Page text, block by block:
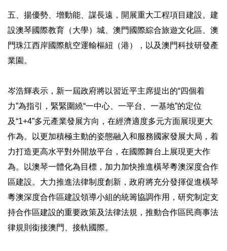
五、揚優勢、增動能、謀長遠，開展重大工程項目建設。建
設澳琴國際教育（大學）城、澳門國際綜合旅遊文化區、澳
門珠江西岸國際航空運輸樞紐（港），以及澳門科技研發產
業園。
岑浩輝表示，新一屆政府將以習近平主席提出的“四個着
力”為指引，緊緊圍繞“一中心、一平台、一基地”的定位
及“1+4”多元產業發展方向，在經濟適度多元方面展現更大
作為。以更加積極主動的姿態融入和服務國家發展大局，着
力打造更高水平對外開放平台，在國際舞台上展現更大作
為。以澳琴一體化為目標，加力加快推進橫琴粵澳深度合作
區建設。大力推進法律制度創新，政府將充分發揮促進橫琴
粵澳深度合作區建設領導小組的統籌協調作用，研究制定支
持合作區建設的重要政策及法律法規，推動合作區民商事法
律規則銜接澳門、接軌國際。